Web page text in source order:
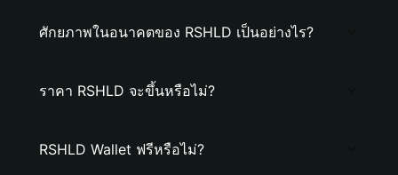
ศักยภาพในอนาคตของ RSHLD เป็นอย่างไร?
ราคา RSHLD จะขึ้นหรือไม่?
RSHLD Wallet ฟรีหรือไม่?